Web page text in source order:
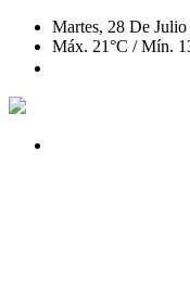
Martes, 28 De
Máx. 21°C / Mín.